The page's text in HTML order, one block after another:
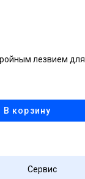
лезвием
В корзину
Сервис